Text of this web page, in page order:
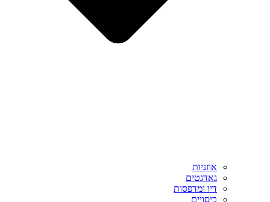
אוזניות
גאדגטים
דיו ומדפסות
כיסויים